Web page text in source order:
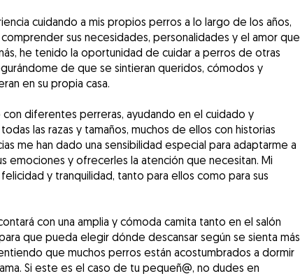
cuidando a mis propios perros a lo largo de los años,
sus necesidades, personalidades y el amor que
he tenido la oportunidad de cuidar a perros de otras
de que se sintieran queridos, cómodos y
en su propia casa.
diferentes perreras, ayudando en el cuidado y
las razas y tamaños, muchos de ellos con historias
me han dado una sensibilidad especial para adaptarme a
emociones y ofrecerles la atención que necesitan. Mi
y tranquilidad, tanto para ellos como para sus
con una amplia y cómoda camita tanto en el salón
que pueda elegir dónde descansar según se sienta más
que muchos perros están acostumbrados a dormir
Si este es el caso de tu pequeñ@, no dudes en